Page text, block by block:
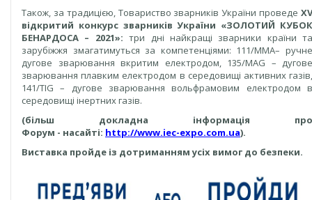
Також, за традицією, Товариство зварників України проведе XV
відкритий конкурс зварників України «ЗОЛОТИЙ КУБОК
БЕНАРДОСА – 2021»: три дні найкращі зварники країни та
зарубіжжя змагатимуться за компетенціями: 111/MMA– ручне
дугове зварювання вкритим електродом, 135/MAG – дугове
зварювання плавким електродом в середовищі активних газів,
141/TIG – дугове зварювання вольфрамовим електродом в
середовищі інертних газів.
(більш докладна інформація про
Форум - насайті: http://www.iec-expo.com.ua).
Виставка пройде із дотриманням усіх вимог до безпеки.